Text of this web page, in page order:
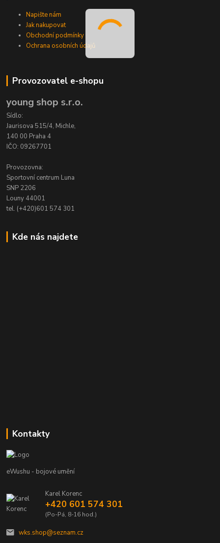
Napište nám
Jak nakupovat
Obchodní podmínky
Ochrana osobních údajů
Provozovatel e-shopu
young shop s.r.o.
Sídlo:
Jaurisova 515/4, Michle,
140 00 Praha 4
IČO: 09267701
Provozovna:
Sportovní centrum Luna
SNP 2206
Louny 44001
tel. (+420)601 574 301
Kde nás najdete
Kontakty
eWushu - bojové umění
Karel Korenc
+420 601 574 301
(Po-Pá, 8-16 hod.)
wks.shop@seznam.cz